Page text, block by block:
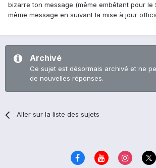
bizarre ton message (même embêtant pour le
même message en suivant la mise à jour
Archivé
Ce sujet est désormais archivé et ne
de nouvelles réponses.
Aller sur la liste des sujets